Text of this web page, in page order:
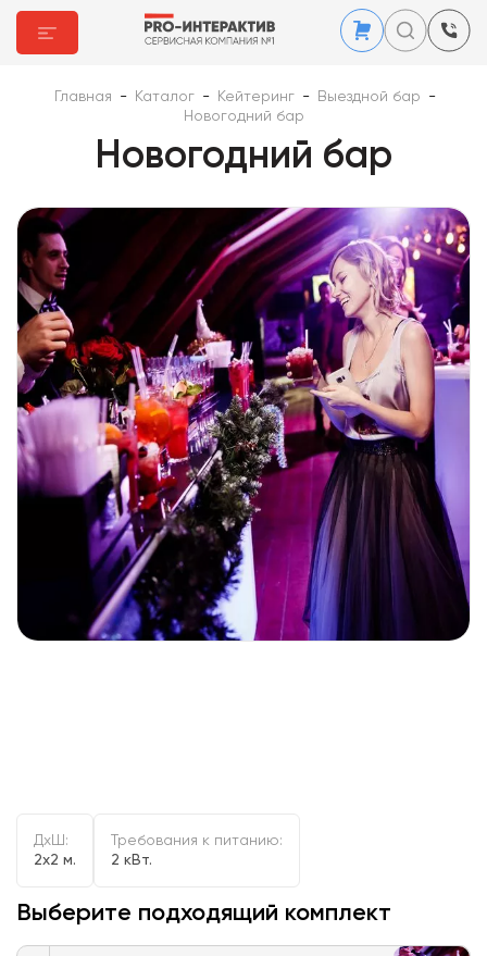
Главная - Каталог - Кейтеринг - Выездной бар
-
Новогодний бар
Новогодний бар
ДxШ:
2x2 м.
Требования к питанию:
2 кВт.
Выберите подходящий комплект